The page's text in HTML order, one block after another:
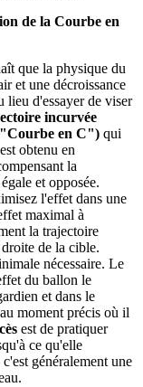
de la Courbe en
que la physique du
et une décroissance
lieu d'essayer de viser
incurvée
en C") qui
obtenu en
la
et opposée.
l'effet dans une
maximal à
la trajectoire
de la cible.
nécessaire. Le
du ballon le
et dans le
moment précis où il
est de pratiquer
ce qu'elle
généralement une